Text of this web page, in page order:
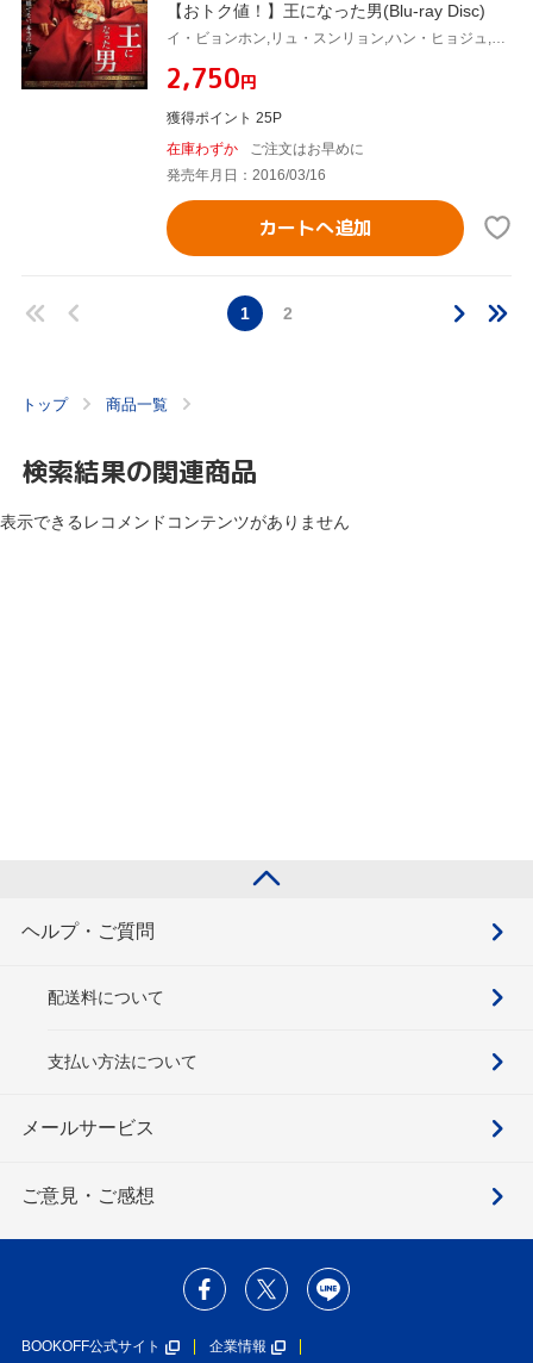
【おトク値！】王になった男(Blu-ray Disc)
¥2,750円
獲得ポイント 25P
在庫わずか
ご注文はお早めに
発売年月日：2016/03/16
カートへ追加
1 2
トップ 商品一覧
検索結果の関連商品
表示できるレコメンドコンテンツがありません
ヘルプ・ご質問
配送料について
支払い方法について
メールサービス
ご意見・ご感想
BOOKOFF公式サイト 企業情報